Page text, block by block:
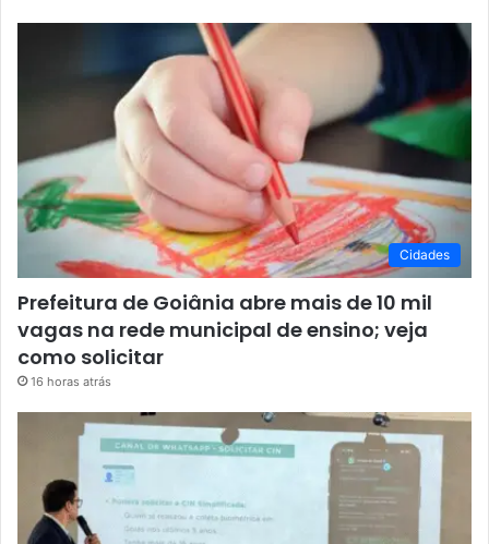
Cidades
Prefeitura de Goiânia abre mais de 10 mil
vagas na rede municipal de ensino; veja
como solicitar
16 horas atrás